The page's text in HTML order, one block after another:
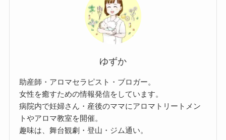
ゆずか
助産師・アロマセラピスト・ブロガー。
女性を癒すための情報発信をしています。
病院内で妊婦さん・産後のママにアロマトリートメン
トやアロマ教室を開催。
趣味は、舞台観劇・登山・ジム通い。